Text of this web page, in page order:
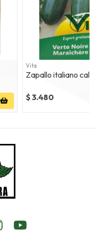
Vita
Zapallo italiano
$ 3.480